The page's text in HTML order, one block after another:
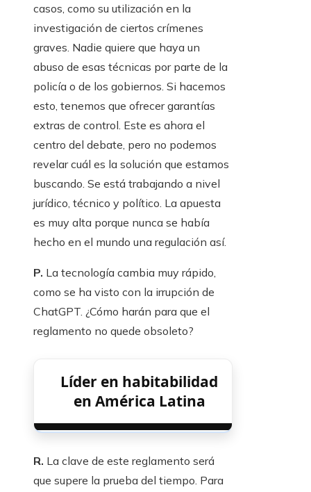
casos, como su utilización en la
investigación de ciertos crímenes
graves. Nadie quiere que haya un
abuso de esas técnicas por parte de la
policía o de los gobiernos. Si hacemos
esto, tenemos que ofrecer garantías
extras de control. Este es ahora el
centro del debate, pero no podemos
revelar cuál es la solución que estamos
buscando. Se está trabajando a nivel
jurídico, técnico y político. La apuesta
es muy alta porque nunca se había
hecho en el mundo una regulación así.
P. La tecnología cambia muy rápido,
como se ha visto con la irrupción de
ChatGPT. ¿Cómo harán para que el
reglamento no quede obsoleto?
Líder en habitabilidad
en América Latina
R. La clave de este reglamento será
que supere la prueba del tiempo. Para